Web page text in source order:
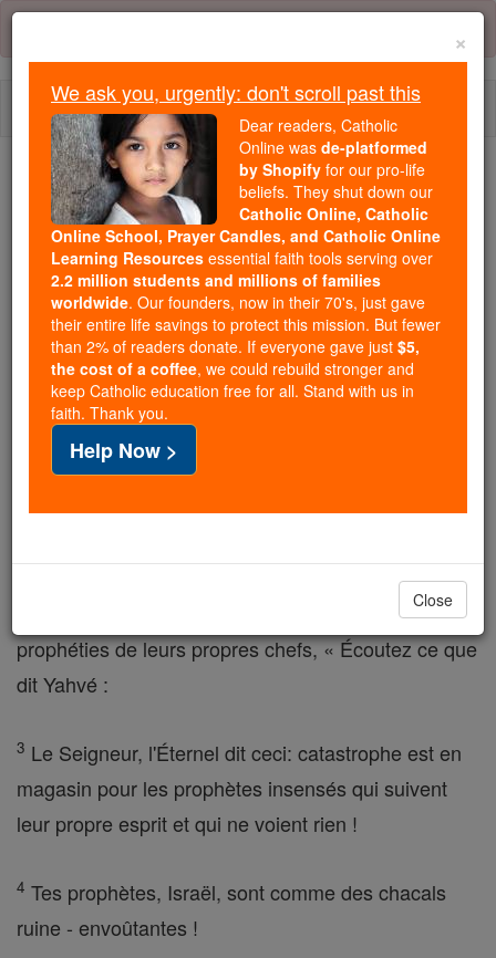
Skip
content
Trending:
Daily Reading for Thursday, October ...
Today's Reading The Mysteries of the Rosary
Ézéchiel - Chapitre 13
Ézéchiel ⌄ Chapter 13 ⌄
La parole de l'Éternel me fut adressée comme suit
« Fils d'homme, prophétise contre les prophètes
d'Israël ; prophétise, et dis à ceux qui font des
prophéties de leurs propres chefs, « Écoutez ce que
dit Yahvé :
3 Le Seigneur, l'Éternel dit ceci: catastrophe est en
magasin pour les prophètes insensés qui suivent
leur propre esprit et qui ne voient rien !
4 Tes prophètes, Israël, sont comme des chacals
ruine - envoûtantes !
×
We ask you, urgently: don't scroll past this
Dear readers, Catholic
Online was de-platformed
by Shopify for our pro-life
beliefs. They shut down our
Catholic Online, Catholic
Online School, Prayer Candles, and Catholic Online
Learning Resources essential faith tools serving over
2.2 million students and millions of families
worldwide. Our founders, now in their 70's, just gave
their entire life savings to protect this mission. But fewer
than 2% of readers donate. If everyone gave just $5,
the cost of a coffee, we could rebuild stronger and
keep Catholic education free for all. Stand with us in
faith. Thank you.
Help Now >
Close